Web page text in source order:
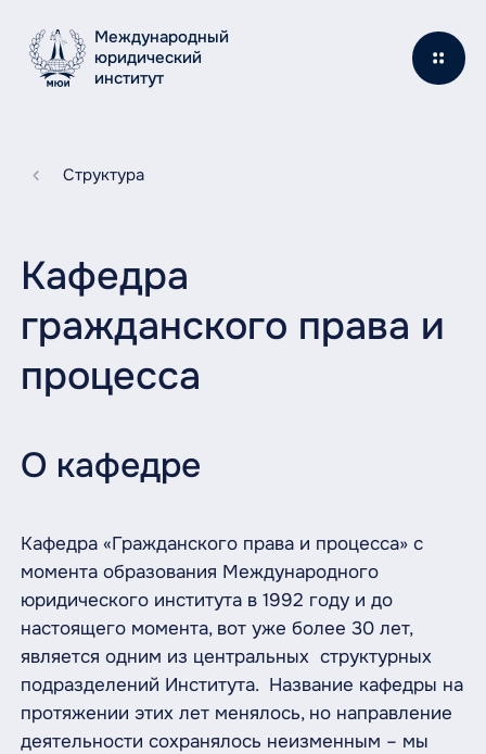
Международный
юридический
институт
Структура
Кафедра
гражданского права и
процесса
О кафедре
Кафедра «Гражданского права и процесса» с
момента образования Международного
юридического института в 1992 году и до
настоящего момента, вот уже более 30 лет,
является одним из центральных структурных
подразделений Института. Название кафедры на
протяжении этих лет менялось, но направление
деятельности сохранялось неизменным – мы